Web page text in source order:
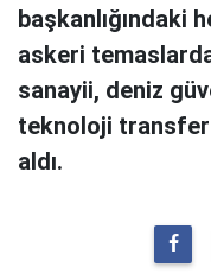
başkanlığındaki
askeri
sanayii, deniz
teknoloji
aldı.